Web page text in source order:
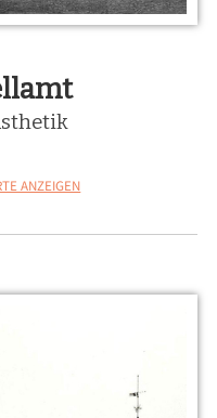
ANZEIGEN